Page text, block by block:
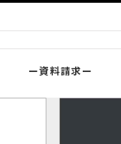
ー資料請求ー